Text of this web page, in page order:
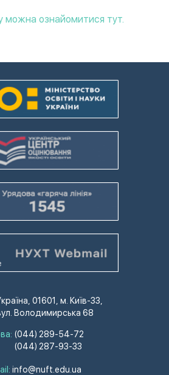
можна ознайомитися тут.
01601, м. Київ-33,
Володимирська 68
(044) 289-54-72
(044) 287-93-33
info@nuft.edu.ua